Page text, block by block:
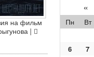
на фильм
|
«
Пн Вт
6
7